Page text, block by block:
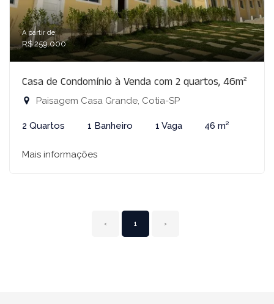
A partir de:
R$ 259.000
Casa de Condomínio à Venda com 2 quartos, 46m²
Paisagem Casa Grande, Cotia-SP
2 Quartos 1 Banheiro 1 Vaga 46 m²
Mais informações
‹ 1 ›